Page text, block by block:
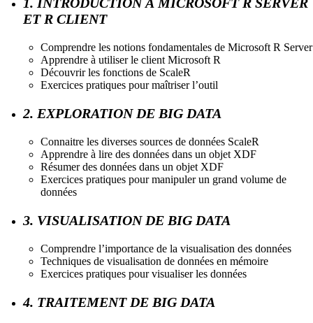
ET R CLIENT
Comprendre les notions fondamentales de Microsoft R Server
Apprendre à utiliser le client Microsoft R
Découvrir les fonctions de ScaleR
Exercices pratiques pour maîtriser l’outil
2. EXPLORATION DE BIG DATA
Connaitre les diverses sources de données ScaleR
Apprendre à lire des données dans un objet XDF
Résumer des données dans un objet XDF
Exercices pratiques pour manipuler un grand volume de
données
3. VISUALISATION DE BIG DATA
Comprendre l’importance de la visualisation des données
Techniques de visualisation de données en mémoire
Exercices pratiques pour visualiser les données
4. TRAITEMENT DE BIG DATA